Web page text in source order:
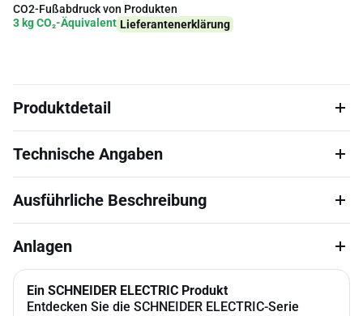
CO2-Fußabdruck von Produkten
3 kg CO₂-Äquivalent Lieferantenerklärung
Produktdetail
Technische Angaben
Ausführliche Beschreibung
Anlagen
Ein SCHNEIDER ELECTRIC Produkt
Entdecken Sie die SCHNEIDER ELECTRIC-Serie